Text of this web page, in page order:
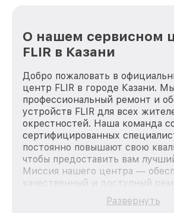
О нашем сервисном
FLIR в Казани
Добро пожаловать в
центр FLIR в городе Казани.
профессиональный ремонт и
устройств FLIR для всех
окрестностей. Наша команда
сертифицированных
постоянно повышают свою
чтобы предоставить вам
Миссия нашего центра —
качественный и доступный
каждого пользователя
зависимости от сложности
Развернуть